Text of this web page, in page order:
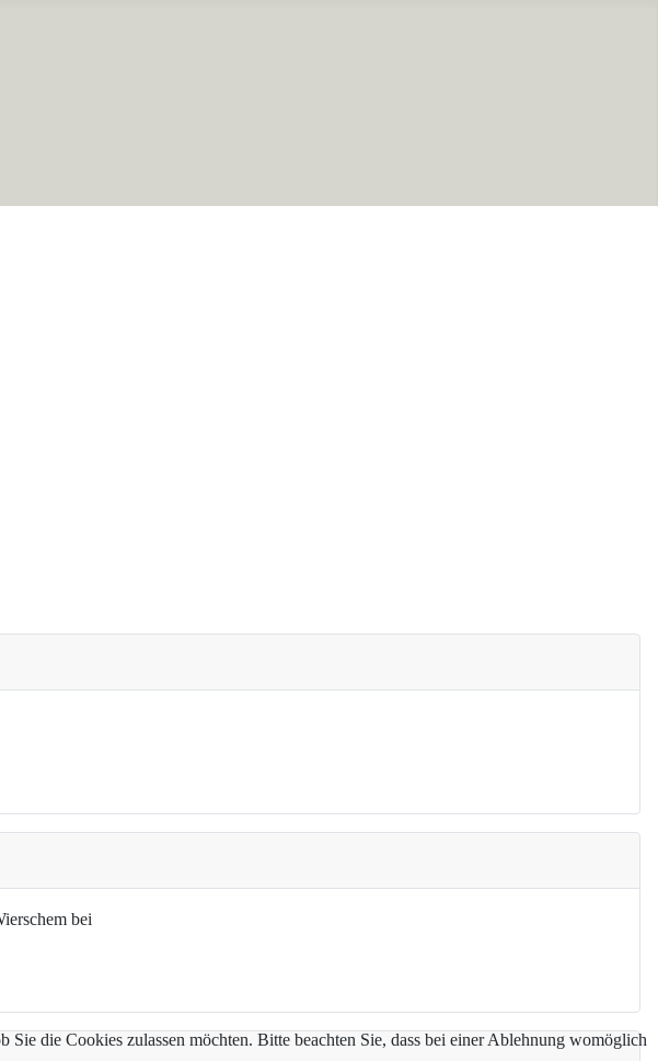
bei
die Cookies zulassen möchten. Bitte beachten Sie, dass bei einer Ablehnung womöglich